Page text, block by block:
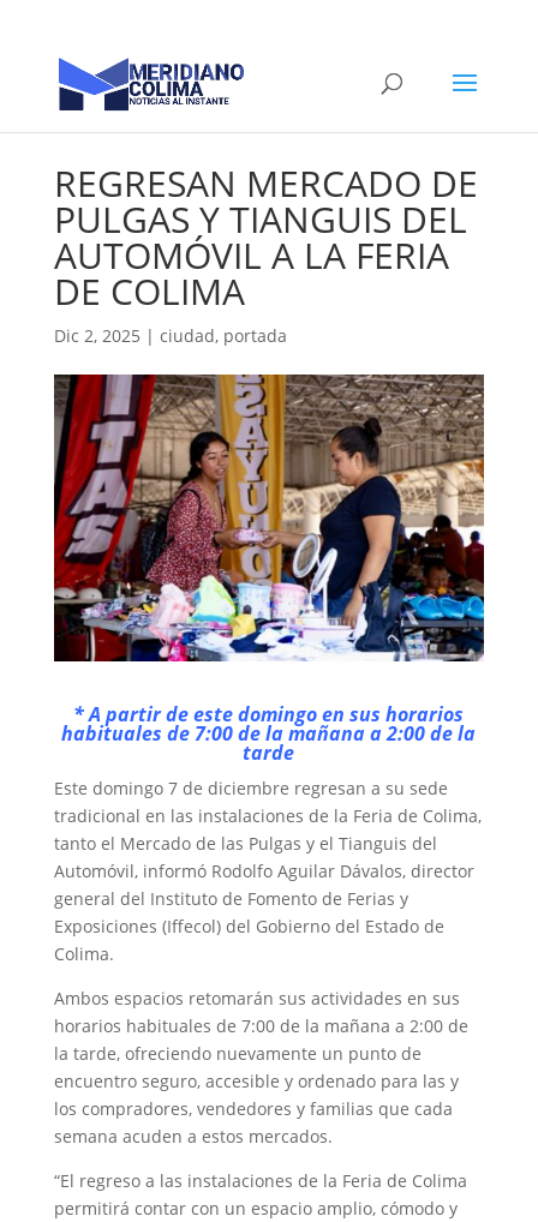
REGRESAN MERCADO DE
PULGAS Y TIANGUIS DEL
AUTOMÓVIL A LA FERIA
DE COLIMA
Dic 2, 2025 | ciudad, portada
* A partir de este domingo en sus horarios
habituales de 7:00 de la mañana a 2:00 de la
tarde
Este domingo 7 de diciembre regresan a su sede
tradicional en las instalaciones de la Feria de Colima,
tanto el Mercado de las Pulgas y el Tianguis del
Automóvil, informó Rodolfo Aguilar Dávalos, director
general del Instituto de Fomento de Ferias y
Exposiciones (Iffecol) del Gobierno del Estado de
Colima.
Ambos espacios retomarán sus actividades en sus
horarios habituales de 7:00 de la mañana a 2:00 de
la tarde, ofreciendo nuevamente un punto de
encuentro seguro, accesible y ordenado para las y
los compradores, vendedores y familias que cada
semana acuden a estos mercados.
“El regreso a las instalaciones de la Feria de Colima
permitirá contar con un espacio amplio, cómodo y